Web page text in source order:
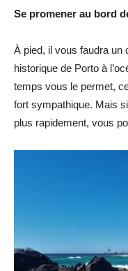
Se promener au bord
À pied, il vous faudra un
historique de Porto à
temps vous le permet,
fort sympathique. Mais
plus rapidement, vous